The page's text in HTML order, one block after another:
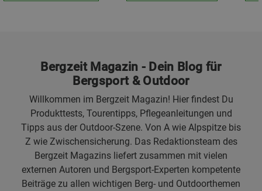
Bergzeit Magazin - Dein Blog für
Bergsport & Outdoor
Willkommen im Bergzeit Magazin! Hier findest Du
Produkttests, Tourentipps, Pflegeanleitungen und
Tipps aus der Outdoor-Szene. Von A wie Alpspitze bis
Z wie Zwischensicherung. Das Redaktionsteam des
Bergzeit Magazins liefert zusammen mit vielen
externen Autoren und Bergsport-Experten kompetente
Beiträge zu allen wichtigen Berg- und Outdoorthemen